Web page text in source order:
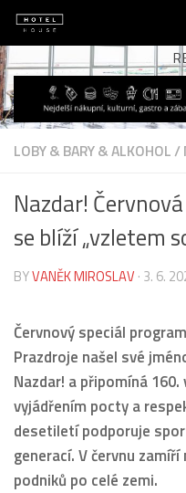
Skip to content
LOBY & BARY & ALKOHOL/
Nazdar!
se blíží „vzletem
BYVANĚK MIROSLAV · 3. 6.
Červnový speciál
Prazdroje našel své
Nazdar! a připomíná
vyjádřením pocty a
desetiletí podporuje
generací. V červnu
podniků po celé zemi.